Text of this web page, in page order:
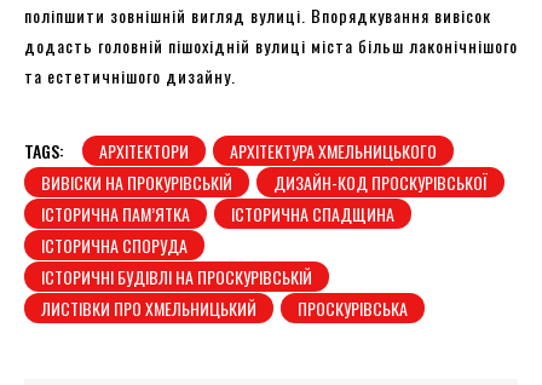
поліпшити зовнішній вигляд вулиці. Впорядкування вивісок
додасть головній пішохідній вулиці міста більш лаконічнішого
та естетичнішого дизайну.
TAGS: АРХІТЕКТОРИ
АРХІТЕКТУРА ХМЕЛЬНИЦЬКОГО
ВИВІСКИ НА ПРОКУРІВСЬКІЙ
ДИЗАЙН-КОД ПРОСКУРІВСЬКОЇ
ІСТОРИЧНА ПАМ’ЯТКА
ІСТОРИЧНА СПАДЩИНА
ІСТОРИЧНА СПОРУДА
ІСТОРИЧНІ БУДІВЛІ НА ПРОСКУРІВСЬКІЙ
ЛИСТІВКИ ПРО ХМЕЛЬНИЦЬКИЙ
ПРОСКУРІВСЬКА